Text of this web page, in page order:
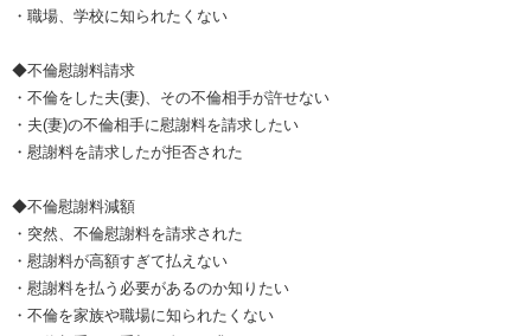
・職場、学校に知られたくない
◆不倫慰謝料請求
・不倫をした夫(妻)、その不倫相手が許せない
・夫(妻)の不倫相手に慰謝料を請求したい
・慰謝料を請求したが拒否された
◆不倫慰謝料減額
・突然、不倫慰謝料を請求された
・慰謝料が高額すぎて払えない
・慰謝料を払う必要があるのか知りたい
・不倫を家族や職場に知られたくない